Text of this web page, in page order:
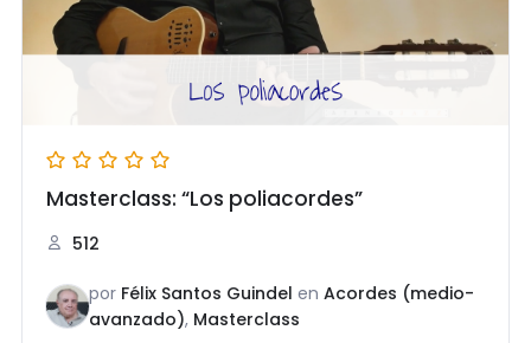
Masterclass: “Los poliacordes”
512
por Félix Santos Guindel en Acordes (medio-
avanzado), Masterclass